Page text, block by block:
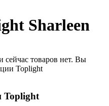
Sharleen
товаров нет. Вы
Toplight
Toplight